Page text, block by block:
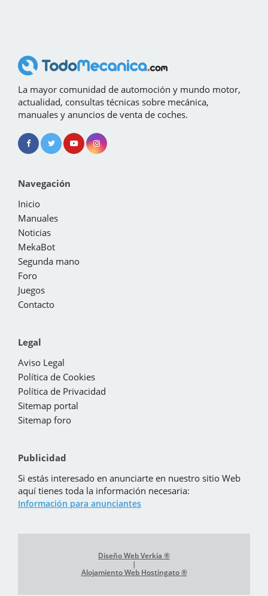
La mayor comunidad de automoción y mundo motor,
actualidad, consultas técnicas sobre mecánica,
manuales y anuncios de venta de coches.
Navegación
Inicio
Manuales
Noticias
MekaBot
Segunda mano
Foro
Juegos
Contacto
Legal
Aviso Legal
Política de Cookies
Política de Privacidad
Sitemap portal
Sitemap foro
Publicidad
Si estás interesado en anunciarte en nuestro sitio Web
aquí tienes toda la información necesaria:
Información para anunciantes
Diseño Web Verkia ®
|
Alojamiento Web Hostingato ®